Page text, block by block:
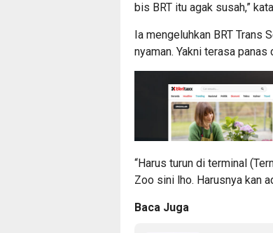
bis BRT itu agak susah,”
Ia mengeluhkan BRT Trans
nyaman. Yakni terasa panas
“Harus turun di terminal
Zoo sini lho. Harusnya kan
Baca Juga